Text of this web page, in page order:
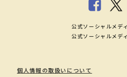
個人情報の取扱いについて
公式ソーシャルメデ
公式ソーシャルメデ